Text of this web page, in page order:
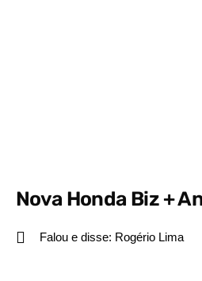
Nova Honda Biz +
Falou e disse: Rogério Lima